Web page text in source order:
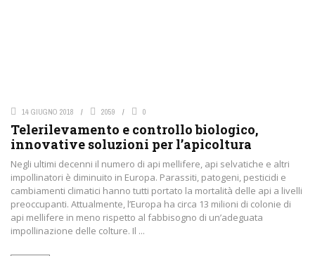
14 GIUGNO 2018 2059 0
Telerilevamento e controllo biologico,
innovative soluzioni per l’apicoltura
Negli ultimi decenni il numero di api mellifere, api selvatiche e altri
impollinatori è diminuito in Europa. Parassiti, patogeni, pesticidi e
cambiamenti climatici hanno tutti portato la mortalità delle api a livelli
preoccupanti. Attualmente, l’Europa ha circa 13 milioni di colonie di
api mellifere in meno rispetto al fabbisogno di un’adeguata
impollinazione delle colture. Il ...